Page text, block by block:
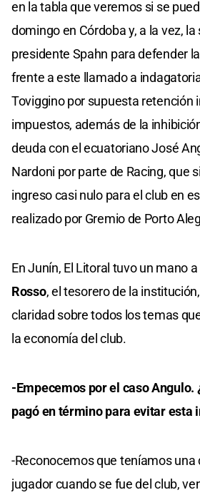
en la tabla que veremos si se
domingo en Córdoba y, a la vez,
presidente Spahn para defender
frente a este llamado a
Toviggino por supuesta retención
impuestos, además de la
deuda con el ecuatoriano José
Nardoni por parte de Racing, que
ingreso casi nulo para el club en
realizado por Gremio de Porto
En Junín, El Litoral tuvo un mano
Rosso, el tesorero de la
claridad sobre todos los temas
la economía del club.
-Empecemos por el caso Angulo.
pagó en término para evitar esta
-Reconocemos que teníamos una
jugador cuando se fue del club,